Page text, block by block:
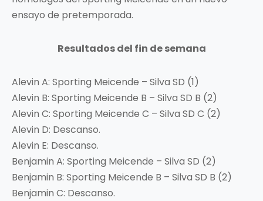
ensayo de pretemporada.
Resultados del fin de semana
Alevin A: Sporting Meicende – Silva SD (1)
Alevin B: Sporting Meicende B – Silva SD B (2)
Alevin C: Sporting Meicende C – Silva SD C (2)
Alevin D: Descanso.
Alevin E: Descanso.
Benjamin A: Sporting Meicende – Silva SD (2)
Benjamin B: Sporting Meicende B – Silva SD B (2)
Benjamin C: Descanso.